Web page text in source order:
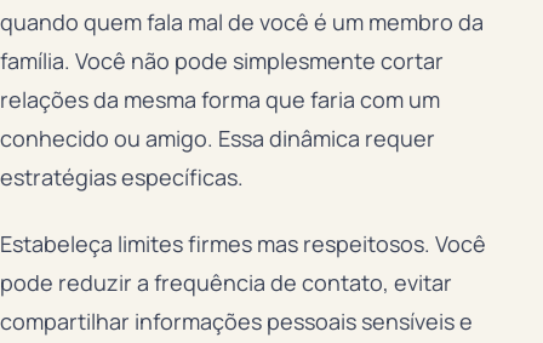
quando quem fala mal de você é um membro da
família. Você não pode simplesmente cortar
relações da mesma forma que faria com um
conhecido ou amigo. Essa dinâmica requer
estratégias específicas.
Estabeleça limites firmes mas respeitosos. Você
pode reduzir a frequência de contato, evitar
compartilhar informações pessoais sensíveis e